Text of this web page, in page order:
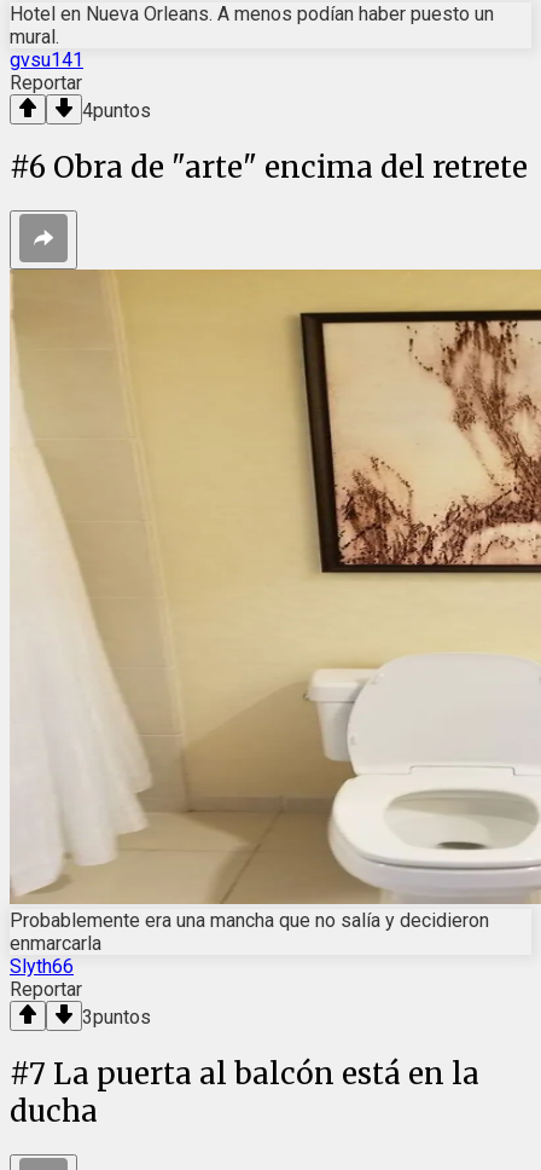
Hotel en Nueva Orleans. A menos podían haber puesto un
mural.
gvsu141
Reportar
4puntos
#6 Obra de "arte" encima del retrete
Probablemente era una mancha que no salía y decidieron
enmarcarla
Slyth66
Reportar
3puntos
#7 La puerta al balcón está en la
ducha